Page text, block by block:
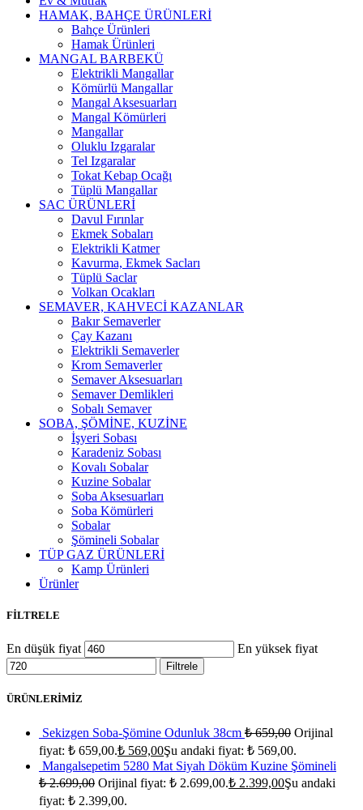
HAMAK, BAHÇE ÜRÜNLERİ
Bahçe Ürünleri
Hamak Ürünleri
MANGAL BARBEKÜ
Elektrikli Mangallar
Kömürlü Mangallar
Mangal Aksesuarları
Mangal Kömürleri
Mangallar
Oluklu Izgaralar
Tel Izgaralar
Tokat Kebap Ocağı
Tüplü Mangallar
SAC ÜRÜNLERİ
Davul Fırınlar
Ekmek Sobaları
Elektrikli Katmer
Kavurma, Ekmek Sacları
Tüplü Saclar
Volkan Ocakları
SEMAVER, KAHVECİ KAZANLAR
Bakır Semaverler
Çay Kazanı
Elektrikli Semaverler
Krom Semaverler
Semaver Aksesuarları
Semaver Demlikleri
Sobalı Semaver
SOBA, ŞÖMİNE, KUZİNE
İşyeri Sobası
Karadeniz Sobası
Kovalı Sobalar
Kuzine Sobalar
Soba Aksesuarları
Soba Kömürleri
Sobalar
Şömineli Sobalar
TÜP GAZ ÜRÜNLERİ
Kamp Ürünleri
Ürünler
FİLTRELE
En düşük fiyat En yüksek fiyat
Filtrele
ÜRÜNLERİMİZ
Sekizgen Soba-Şömine Odunluk 38cm ₺659,00 Orijinal
fiyat: ₺ 659,00.₺ 569,00Şu andaki fiyat: ₺ 569,00.
Mangalsepetim 5280 Mat Siyah Döküm Kuzine Şömineli
₺2.699,00 Orijinal fiyat: ₺ 2.699,00.₺ 2.399,00Şu andaki
fiyat: ₺ 2.399,00.